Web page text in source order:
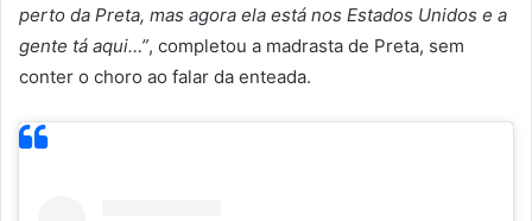
perto da Preta, mas agora ela está nos Estados Unidos e a
gente tá aqui…”, completou a madrasta de Preta, sem
conter o choro ao falar da enteada.